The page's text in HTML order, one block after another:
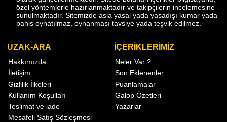
özel yöntemlerle hazırlanmaktadır ve takipçilerin incelemesine
sunulmaktadır. Sitemizde asla yasal yada yasadışı kumar yada
bahis oynatılmaz, oynanması tavsiye yada teşvik edilmez.
UZAK-ARA
Hakkımızda
İletişim
Gizlilik İlkeleri
Kullanım Koşulları
Teslimat ve iade
Mesafeli Satış Sözleşmesi
İÇERİKLERİMİZ
Neler Var ?
Son Eklenenler
Puanlamalar
Galop Özetleri
Yazarlar